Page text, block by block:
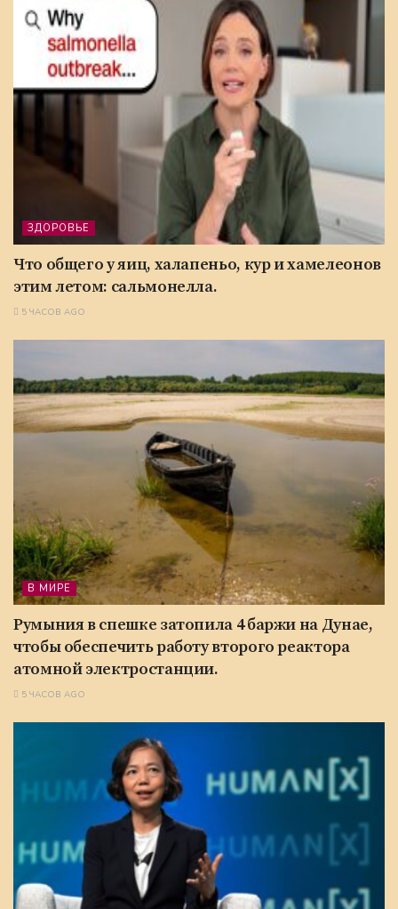
ЗДОРОВЬЕ
Что общего у яиц, халапеньо, кур и хамелеонов
этим летом: сальмонелла.
5 ЧАСОВ AGO
В МИРЕ
Румыния в спешке затопила 4 баржи на Дунае,
чтобы обеспечить работу второго реактора
атомной электростанции.
5 ЧАСОВ AGO